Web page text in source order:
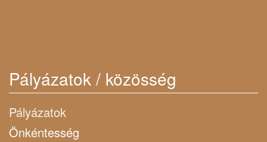
Pályázatok / közösség
Pályázatok
Önkéntesség